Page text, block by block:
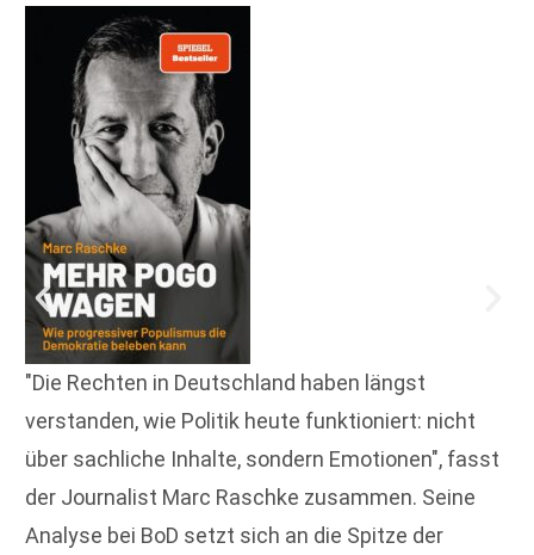
"Die Rechten in Deutschland haben längst
verstanden, wie Politik heute funktioniert: nicht
über sachliche Inhalte, sondern Emotionen", fasst
der Journalist Marc Raschke zusammen. Seine
Analyse bei BoD setzt sich an die Spitze der